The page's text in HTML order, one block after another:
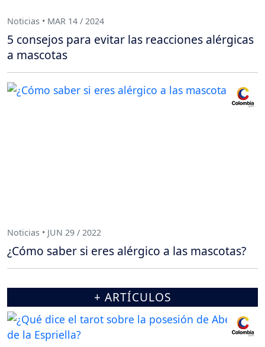
Noticias • MAR 14 / 2024
5 consejos para evitar las reacciones alérgicas
a mascotas
Noticias • JUN 29 / 2022
¿Cómo saber si eres alérgico a las mascotas?
+ ARTÍCULOS